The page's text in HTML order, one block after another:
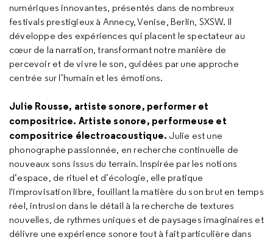
numériques innovantes, présentés dans de nombreux
festivals prestigieux à Annecy, Venise, Berlin, SXSW. Il
développe des expériences qui placent le spectateur au
cœur de la narration, transformant notre manière de
percevoir et de vivre le son, guidées par une approche
centrée sur l’humain et les émotions.
Julie Rousse, artiste sonore, performer et
compositrice. Artiste sonore, performeuse et
compositrice électroacoustique. Julie est une
phonographe passionnée, en recherche continuelle de
nouveaux sons issus du terrain. Inspirée par les notions
d’espace, de rituel et d’écologie, elle pratique
l'improvisation libre, fouillant la matière du son brut en temps
réel, intrusion dans le détail à la recherche de textures
nouvelles, de rythmes uniques et de paysages imaginaires et
délivre une expérience sonore tout à fait particulière dans